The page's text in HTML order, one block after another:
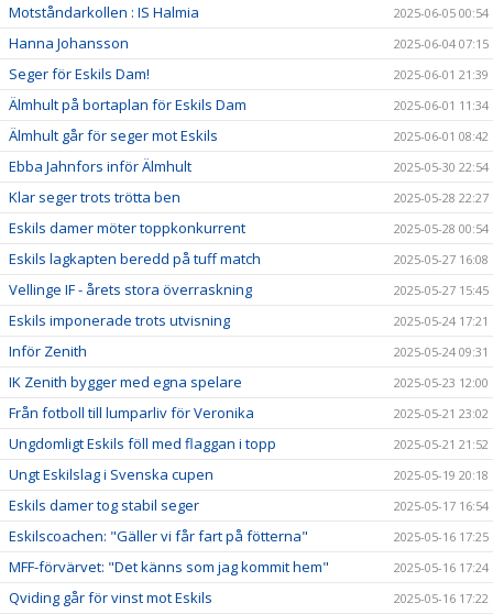
Motståndarkollen : IS Halmia 2025-06-05 00:54
Hanna Johansson 2025-06-04 07:15
Seger för Eskils Dam! 2025-06-01 21:39
Älmhult på bortaplan för Eskils Dam 2025-06-01 11:34
Älmhult går för seger mot Eskils 2025-06-01 08:42
Ebba Jahnfors inför Älmhult 2025-05-30 22:54
Klar seger trots trötta ben 2025-05-28 22:27
Eskils damer möter toppkonkurrent 2025-05-28 00:54
Eskils lagkapten beredd på tuff match 2025-05-27 16:08
Vellinge IF - årets stora överraskning 2025-05-27 15:45
Eskils imponerade trots utvisning 2025-05-24 17:21
Inför Zenith 2025-05-24 09:31
IK Zenith bygger med egna spelare 2025-05-23 12:00
Från fotboll till lumparliv för Veronika 2025-05-21 23:02
Ungdomligt Eskils föll med flaggan i topp 2025-05-21 21:52
Ungt Eskilslag i Svenska cupen 2025-05-19 20:18
Eskils damer tog stabil seger 2025-05-17 16:54
Eskilscoachen: "Gäller vi får fart på fötterna" 2025-05-16 17:25
MFF-förvärvet: "Det känns som jag kommit hem" 2025-05-16 17:24
Qviding går för vinst mot Eskils 2025-05-16 17:22